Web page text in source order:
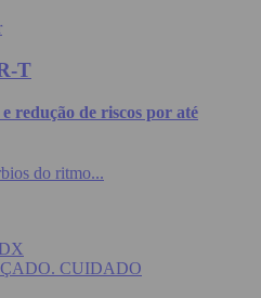
T
redução de riscos por até
do ritmo...
CUIDADO